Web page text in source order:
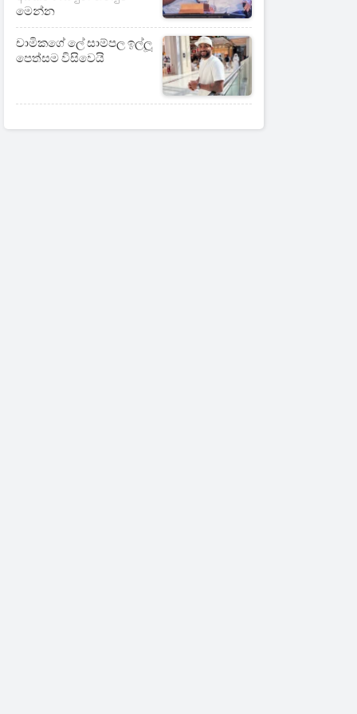
මෙන්න
චාමිකගේ ලේ සාම්පල ඉල්ලූ
පෙත්සම විසිවෙයි